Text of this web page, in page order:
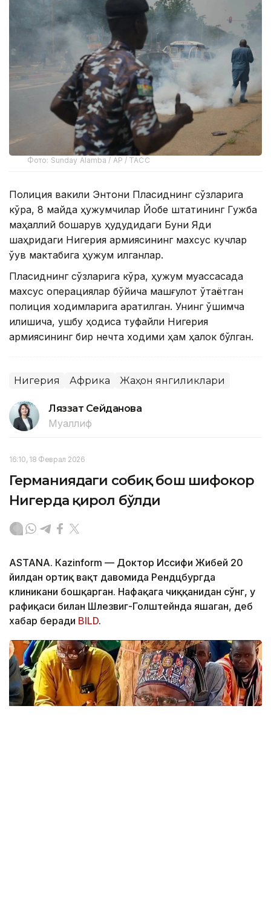
Фото: Sunday Alamba / AP / ТАСС
Полиция вакили Энтони Пласиднинг сўзларига
кўра, 8 майда ҳужумчилар Йобе штатининг Гужба
маҳаллий бошқарув ҳудудидаги Буни Яди
шаҳридаги Нигерия армиясининг махсус кучлар
ўқув мактабига ҳужум қилганлар.
Пласиднинг сўзларига кўра, ҳужум муассасада
махсус операциялар бўйича машғулот ўтаётган
полиция ходимларига қаратилган. Унинг қўшимча
қилишича, ушбу ҳодиса туфайли Нигерия
армиясининг бир нечта ходими ҳам ҳалок бўлган.
Нигерия Африка Жаҳон янгиликлари
Ляззат Сейданова
Муаллиф
16:10, 18 Феврал 2026
Германиядаги собиқ бош шифокор
Нигерда қирол бўлди
ASTANА. Кazinform — Доктор Иссифи Жибей 20
йилдан ортиқ вақт давомида Рендцбургда
клиникани бошқарган. Нафақага чиққанидан сўнг, у
рафиқаси билан Шлезвиг-Голштейнда яшаган, деб
хабар беради BILD.